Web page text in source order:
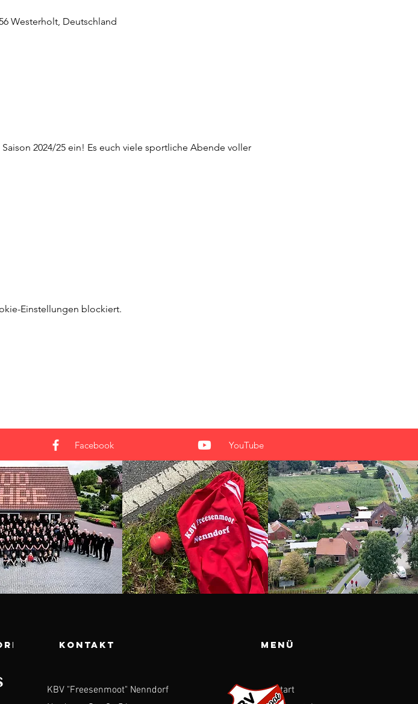
Westerholt, Deutschland
2024/25 ein! Es euch viele sportliche Abende voller
Einstellungen blockiert.
Facebook YouTube
KONTAKT
KBV "Freesenmoot" Nenndorf
Menü
Start